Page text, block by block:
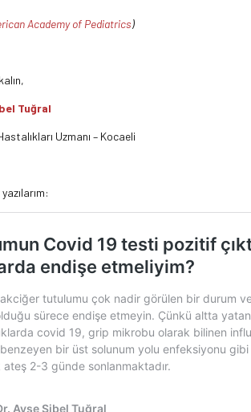
Academy of Pediatrics)
Tuğral
Uzmanı – Kocaeli